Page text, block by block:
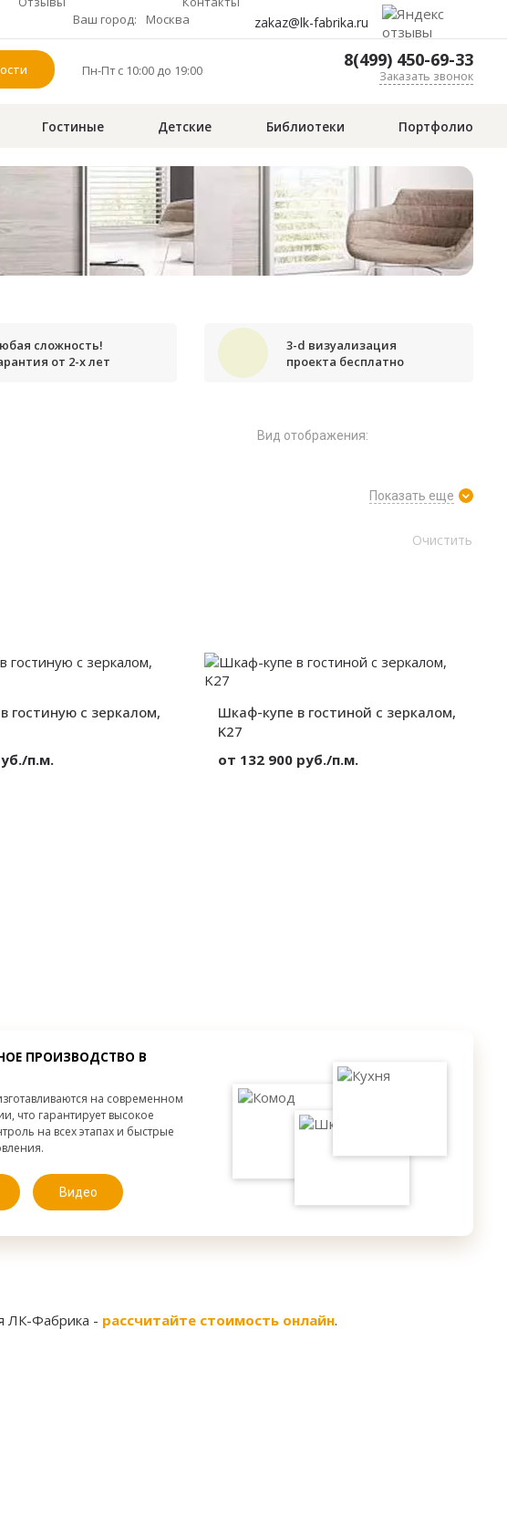
Ваш город: Москва zakaz@lk-fabrika.ru
Пн-Пт с 10:00 до 19:00 8(499) 450-69-33
Заказать звонок
Гостиные Детские Библиотеки Портфолио
сложность!
от 2-х лет
3-d визуализация
проекта бесплатно
Вид отображения:
Показать еще
гостиную с зеркалом,
п.м.
Шкаф-купе в гостиной с зеркалом,
K27
от 132 900 руб./п.м.
ПРОИЗВОДСТВО В
на современном
что гарантирует высокое
на всех этапах и быстрые
Видео
ЛК-Фабрика - рассчитайте стоимость онлайн.